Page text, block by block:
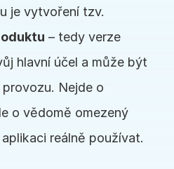
– tedy verze
hlavní účel a může být
Nejde o
o vědomě omezený
reálně používat.